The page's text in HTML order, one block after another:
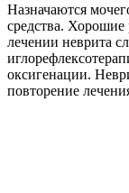
Назначаются
средства. Хорошие
лечении неврита
оксигенации.
повторение